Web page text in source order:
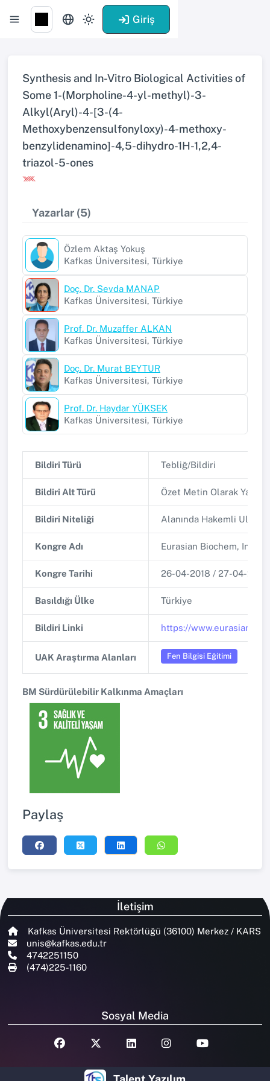
Giriş
Synthesis and In-Vitro Biological Activities of
Some 1-(Morpholine-4-yl-methyl)-3-
Alkyl(Aryl)-4-[3-(4-
Methoxybenzensulfonyloxy)-4-methoxy-
benzylidenamino]-4,5-dihydro-1H-1,2,4-
triazol-5-ones
Yazarlar (5)
Özlem Aktaş Yokuş
Kafkas Üniversitesi, Türkiye
Doç. Dr. Sevda MANAP
Kafkas Üniversitesi, Türkiye
Prof. Dr. Muzaffer ALKAN
Kafkas Üniversitesi, Türkiye
Doç. Dr. Murat BEYTUR
Kafkas Üniversitesi, Türkiye
Prof. Dr. Haydar YÜKSEK
Kafkas Üniversitesi, Türkiye
Bildiri Türü Tebliğ/Bildiri
Bildiri Alt Türü Özet Metin Olarak
Bildiri Niteliği Alanında Hakemli
Kongre Adı Eurasian Biochem,
Kongre Tarihi 26-04-2018 / 27-04-2018
Basıldığı Ülke Türkiye
Bildiri Linki https://
UAK Araştırma Alanları Fen Bilgisi Eğitimi
BM Sürdürülebilir Kalkınma Amaçları
Paylaş
İletişim
Kafkas Üniversitesi Rektörlüğü (36100) Merkez / KARS
unis@kafkas.edu.tr
4742251150
(474)225-1160
Sosyal Media